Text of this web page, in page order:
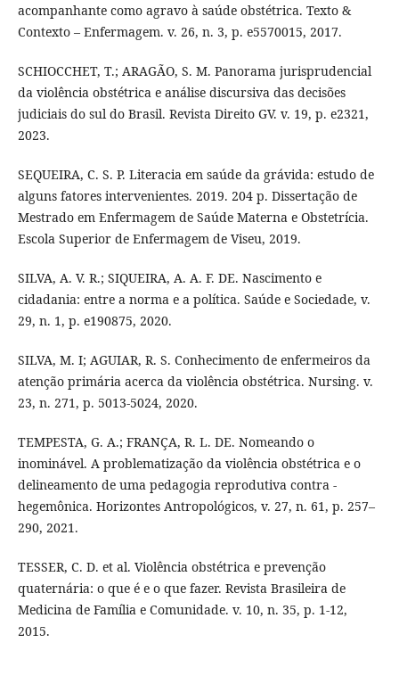
acompanhante como agravo à saúde obstétrica. Texto &
Contexto – Enfermagem. v. 26, n. 3, p. e5570015, 2017.
SCHIOCCHET, T.; ARAGÃO, S. M. Panorama jurisprudencial
da violência obstétrica e análise discursiva das decisões
judiciais do sul do Brasil. Revista Direito GV. v. 19, p. e2321,
2023.
SEQUEIRA, C. S. P. Literacia em saúde da grávida: estudo de
alguns fatores intervenientes. 2019. 204 p. Dissertação de
Mestrado em Enfermagem de Saúde Materna e Obstetrícia.
Escola Superior de Enfermagem de Viseu, 2019.
SILVA, A. V. R.; SIQUEIRA, A. A. F. DE. Nascimento e
cidadania: entre a norma e a política. Saúde e Sociedade, v.
29, n. 1, p. e190875, 2020.
SILVA, M. I; AGUIAR, R. S. Conhecimento de enfermeiros da
atenção primária acerca da violência obstétrica. Nursing. v.
23, n. 271, p. 5013-5024, 2020.
TEMPESTA, G. A.; FRANÇA, R. L. DE. Nomeando o
inominável. A problematização da violência obstétrica e o
delineamento de uma pedagogia reprodutiva contra -
hegemônica. Horizontes Antropológicos, v. 27, n. 61, p. 257–
290, 2021.
TESSER, C. D. et al. Violência obstétrica e prevenção
quaternária: o que é e o que fazer. Revista Brasileira de
Medicina de Família e Comunidade. v. 10, n. 35, p. 1-12,
2015.